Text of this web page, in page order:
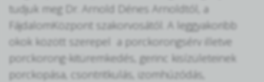
tudjuk meg Dr. Arnold Dénes Arnoldtól, a
FájdalomKözpont szakorvosától. A leggyakoribb
okok között szerepel a porckorongsérv illetve
porckorong-kitüremkedés, gerinc kisízületeinek
porckopása, csontritkulás, izomhúzódás,